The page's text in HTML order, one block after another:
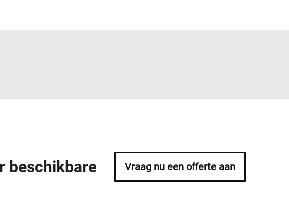
beschikbare
Vraag nu een offerte aan